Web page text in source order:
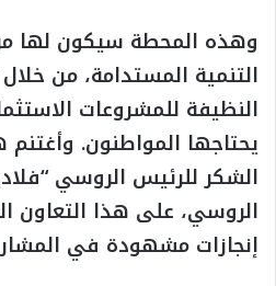
وهذه المحطة سيكون لها
التنمية المستدامة، من
النظيفة للمشروعات
يحتاجها المواطنون.
الشكر للرئيس الروسي
الروسي، على هذا التعاون
إنجازات مشهودة في